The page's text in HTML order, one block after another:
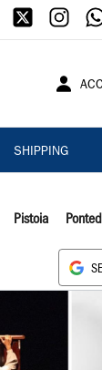
SHIPPING
Pistoia